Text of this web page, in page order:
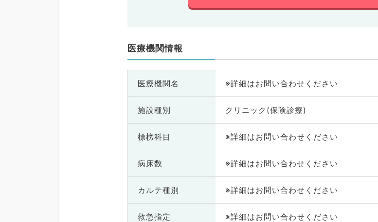
医療機関情報
医療機関名 ※詳細はお問い合わせください
施設種別 クリニック(保険診療)
標榜科目 ※詳細はお問い合わせください
病床数 ※詳細はお問い合わせください
カルテ種別 ※詳細はお問い合わせください
救急指定 ※詳細はお問い合わせください